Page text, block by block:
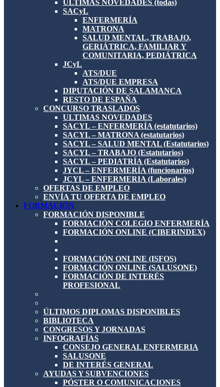
ULTIMAS NOVEDADES (todas)
SACyL
ENFERMERÍA
MATRONA
SALUD MENTAL, TRABAJO,
GERIÁTRICA, FAMILIAR Y
COMUNITARIA, PEDIÁTRICA
JCyL
ATS/DUE
ATS/DUE EMPRESA
DIPUTACIÓN DE SALAMANCA
RESTO DE ESPAÑA
CONCURSO TRASLADOS
ULTIMAS NOVEDADES
SACYL – ENFERMERÍA (estatutarios)
SACYL – MATRONA (estatutarios)
SACYL – SALUD MENTAL (Estatutarios)
SACYL – TRABAJO (Estatutarios)
SACYL – PEDIATRÍA (Estatutarios)
JYCL – ENFERMERÍA (funcionarios)
JCYL – ENFERMERIA (Laborales)
OFERTAS DE EMPLEO
ENVÍA TU OFERTA DE EMPLEO
FORMACIÓN
FORMACIÓN DISPONIBLE
FORMACIÓN COLEGIO ENFERMERÍA
FORMACIÓN ONLINE (CIBERINDEX)
FORMACIÓN ONLINE (ISFOS)
FORMACIÓN ONLINE (SALUSONE)
FORMACIÓN DE INTERÉS
PROFESIONAL
ÚLTIMOS DIPLOMAS DISPONIBLES
BIBLIOTECA
CONGRESOS Y JORNADAS
INFOGRAFÍAS
CONSEJO GENERAL ENFERMERIA
SALUSONE
DE INTERÉS GENERAL
AYUDAS Y SUBVENCIONES
PÓSTER O COMUNICACIONES